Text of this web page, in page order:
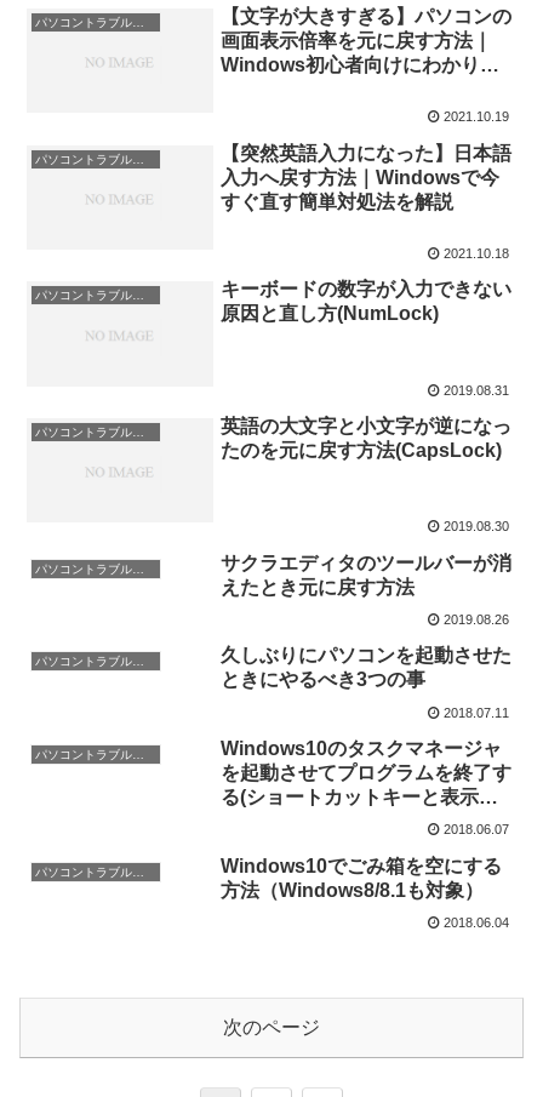
【文字が大きすぎる】パソコンの
画面表示倍率を元に戻す方法｜
Windows初心者向けにわかりや
2021.10.19
【突然英語入力になった】日本語
入力へ戻す方法｜Windowsで今
すぐ直す簡単対処法を解説
2021.10.18
パソコントラブル事例と対処
キーボードの数字が入力できない
原因と直し方(NumLock)
2019.08.31
英語の大文字と小文字が逆になっ
たのを元に戻す方法(CapsLock)
2019.08.30
サクラエディタのツールバーが消
えたとき元に戻す方法
2019.08.26
パソコントラブル事例と対処
久しぶりにパソコンを起動させた
ときにやるべき3つの事
2018.07.11
Windows10のタスクマネージャ
を起動させてプログラムを終了す
る(ショートカットキーと表示方
2018.06.07
Windows10でごみ箱を空にする
方法（Windows8/8.1も対象）
2018.06.04
次のページ